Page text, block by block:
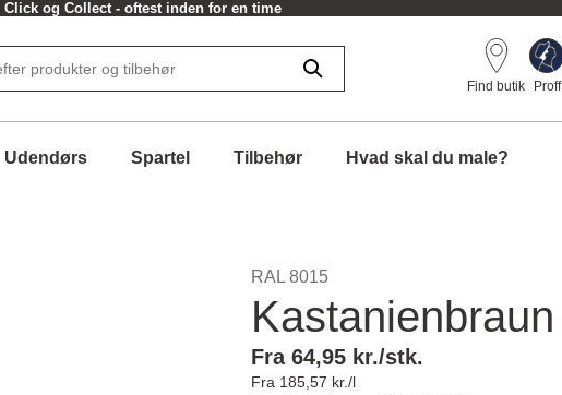
Click og Collect - oftest inden for en time
Find butik Proff
Udendørs Spartel Tilbehør Hvad skal du male?
RAL 8015
Kastanienbraun
Fra 64,95 kr./stk.
Fra 185,57 kr./l